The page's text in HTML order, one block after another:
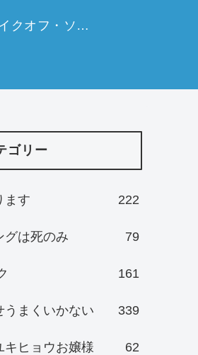
⑨ベイクオフ・ソーイングビー
ゴリー
ます 222
は死のみ 79
161
まくいかない 339
ヒョウお嬢様 62